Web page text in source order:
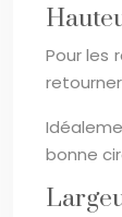
Pour les
bonne